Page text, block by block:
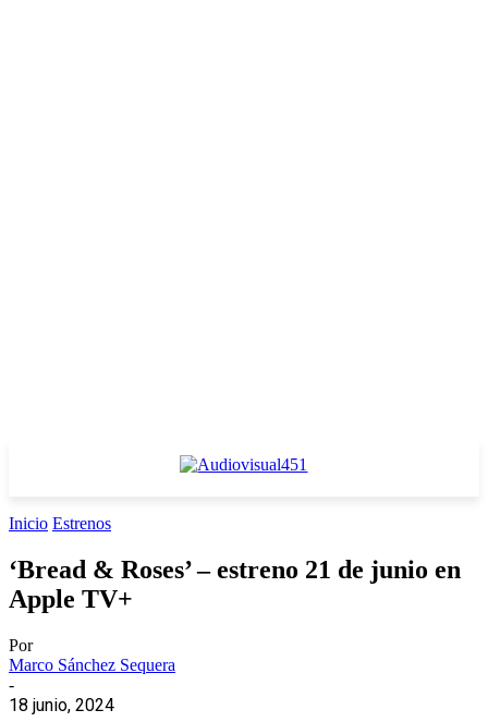
Inicio Estrenos
‘Bread & Roses’ – estreno 21 de junio en
Apple TV+
Por
Marco Sánchez Sequera
-
18 junio, 2024